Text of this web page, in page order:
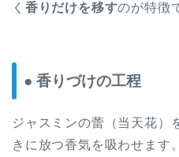
く 香りだけを移すのが特徴
● 香りづけの工程
ジャスミンの蕾（当天花）
きに放つ香気を吸わせます。